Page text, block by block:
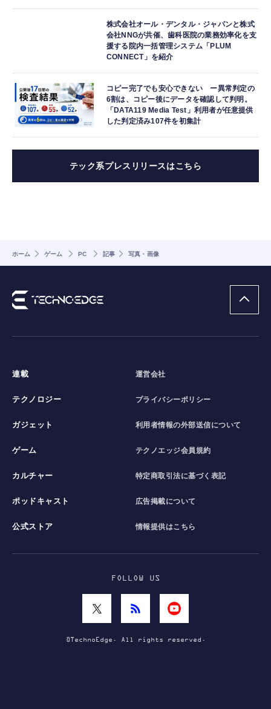
株式会社オール・デンタル・ジャパンと株式
会社NNGが共催、歯科医院の業務効率化を支
援する院内一括管理システム「PLUM
CONNECT」を紹介
コピー完了でも安心できない ー異常判定の
6割は、コピー後にデータを確認して判明。
「DATA119 Media Test」利用者が任意提供
した判定済み107件を初集計
テック系プレスリリースはこちら
ホーム ゲーム PC 記事 写真・画像
連載
テクノロジー
ガジェット
ゲーム
カルチャー
ポッドキャスト
公式ストア
運営会社
プライバシーポリシー
利用者情報の外部送信について
テクノエッジ会員規約
特定商取引法に基づく表記
広告掲載について
情報提供はこちら
FOLLOW US
©TechnoEdge. All rights reserved.